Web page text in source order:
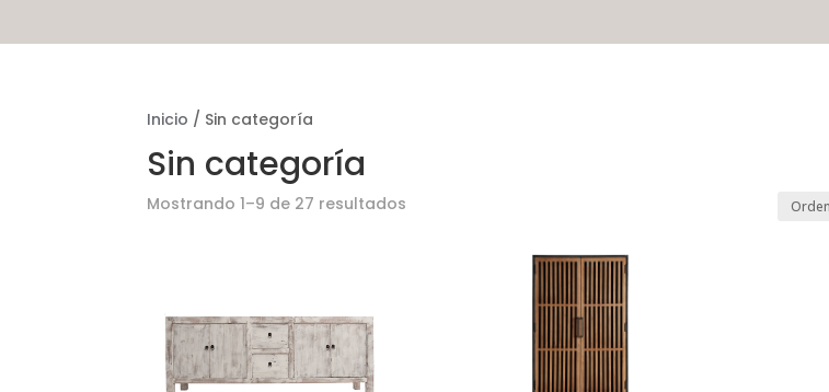
Inicio / Sin categoría
Sin categoría
Mostrando 1–9 de 27 resultados